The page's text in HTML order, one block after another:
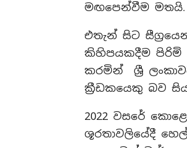
මඟපෙන්වීම මතයි.
එතැන් සිට
කිහිපයකදීම පිරිමි
කරමින් ශ්‍රී
ක්‍රීඩකයෙකු බව
2022 වසරේ
ශූරතාවලියේදී